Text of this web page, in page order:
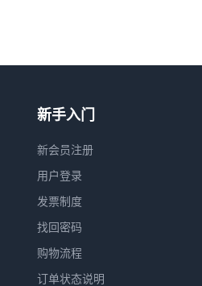
新手入门
新会员注册
用户登录
发票制度
找回密码
购物流程
订单状态说明